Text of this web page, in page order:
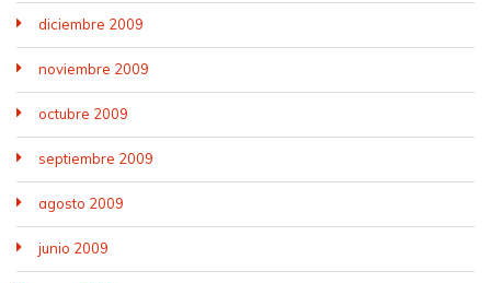
diciembre 2009
noviembre 2009
octubre 2009
septiembre 2009
agosto 2009
junio 2009